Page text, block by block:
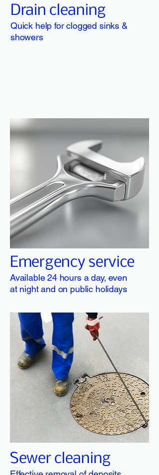
Drain cleaning
Quick help for clogged sinks &
showers
Emergency service
Available 24 hours a day, even
at night and on public holidays
Sewer cleaning